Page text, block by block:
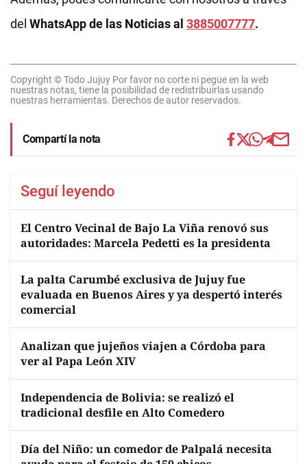
del WhatsApp de las Noticias al 3885007777.
Copyright © Todo Jujuy Por favor no corte ni pegue en la web
nuestras notas, tiene la posibilidad de redistribuirlas usando
nuestras herramientas. Derechos de autor reservados.
Compartí la nota
Seguí leyendo
El Centro Vecinal de Bajo La Viña renovó sus
autoridades: Marcela Pedetti es la presidenta
La palta Carumbé exclusiva de Jujuy fue
evaluada en Buenos Aires y ya despertó interés
comercial
Analizan que jujeños viajen a Córdoba para
ver al Papa León XIV
Independencia de Bolivia: se realizó el
tradicional desfile en Alto Comedero
Día del Niño: un comedor de Palpalá necesita